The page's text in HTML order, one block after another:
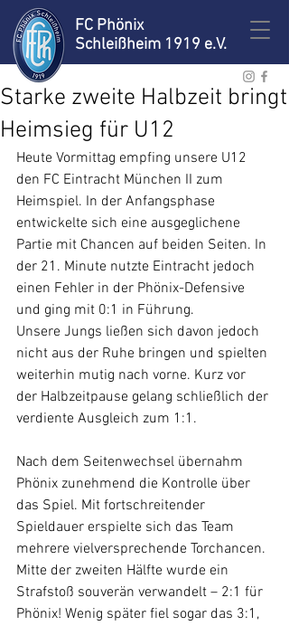
FC Phönix
Schleißheim 1919 e.V.
Starke zweite Halbzeit bringt
Heimsieg für U12
Heute Vormittag empfing unsere U12
den FC Eintracht München II zum
Heimspiel. In der Anfangsphase
entwickelte sich eine ausgeglichene
Partie mit Chancen auf beiden Seiten. In
der 21. Minute nutzte Eintracht jedoch
einen Fehler in der Phönix-Defensive
und ging mit 0:1 in Führung.
Unsere Jungs ließen sich davon jedoch
nicht aus der Ruhe bringen und spielten
weiterhin mutig nach vorne. Kurz vor
der Halbzeitpause gelang schließlich der
verdiente Ausgleich zum 1:1.
Nach dem Seitenwechsel übernahm
Phönix zunehmend die Kontrolle über
das Spiel. Mit fortschreitender
Spieldauer erspielte sich das Team
mehrere vielversprechende Torchancen.
Mitte der zweiten Hälfte wurde ein
Strafstoß souverän verwandelt – 2:1 für
Phönix! Wenig später fiel sogar das 3:1,